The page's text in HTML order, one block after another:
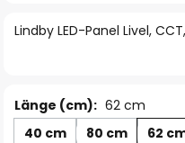
Lindby LED-Panel Livel,
Länge (cm): 62 cm
40 cm
80 cm 62